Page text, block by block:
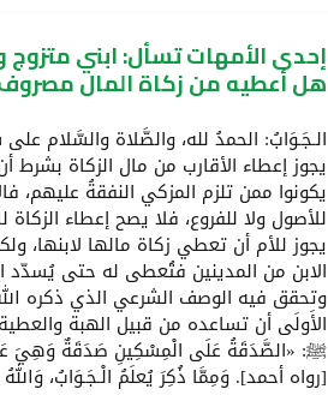
إحدى الأمهات تسأل: ابني متزوج
هل أعطيه من زكاة المال مصروف
الـجَـوَابُ: الحمدُ لله، والصَّلاة والسَّلام
يجوز إعطاء الأقارب من مال الزكاة بشرط
يكونوا ممن تلزم المزكي النفقةُ عليهم،
للأصول ولا للفروع، فلا يصح إعطاء الزكاة
يجوز للأم أن تعطي زكاة مالها لابنها،
الابن من المدينين فتُعطى له حتى يُسدّد
وتحقق فيه الوصف الشرعي الذي ذكره
الأَولَى أن تساعده من قبيل الهبة
ﷺ: «الصَّدَقَةُ عَلَى الْمِسْكِينِ صَدَقَةٌ وَهِيَ
[رواه أحمد]. وَمِمَّا ذُكِرَ يُعلَمُ الْـجَـوَابُ،